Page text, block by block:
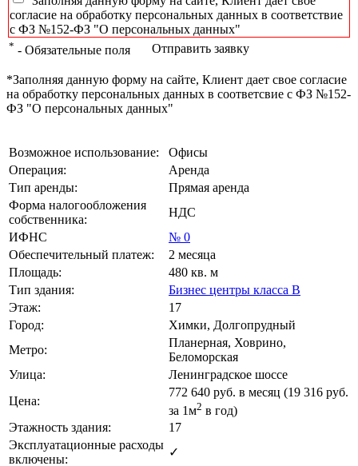
согласие на обработку персональных данных в соответствие
с ФЗ №152-ФЗ "О персональных данных"
* - Обязательные поля Отправить заявку
*Заполняя данную форму на сайте, Клиент дает свое согласие
на обработку персональных данных в соответсвие с ФЗ №152-
ФЗ "О персональных данных"
Возможное использование:
Офисы
Операция:
Аренда
Тип аренды:
Прямая аренда
Форма налогообложения
собственника:
НДС
ИФНС
№ 0
Обеспечительный платеж:
2 месяца
Площадь:
480 кв. м
Тип здания:
Бизнес центры класса B
Этаж:
17
Город:
Химки, Долгопрудный
Метро:
Планерная, Ховрино,
Беломорская
Улица:
Ленинградское шоссе
Цена:
772 640 руб. в месяц (19 316 руб.
за 1м2 в год)
Этажность здания:
17
Эксплуатационные расходы
включены:
✓